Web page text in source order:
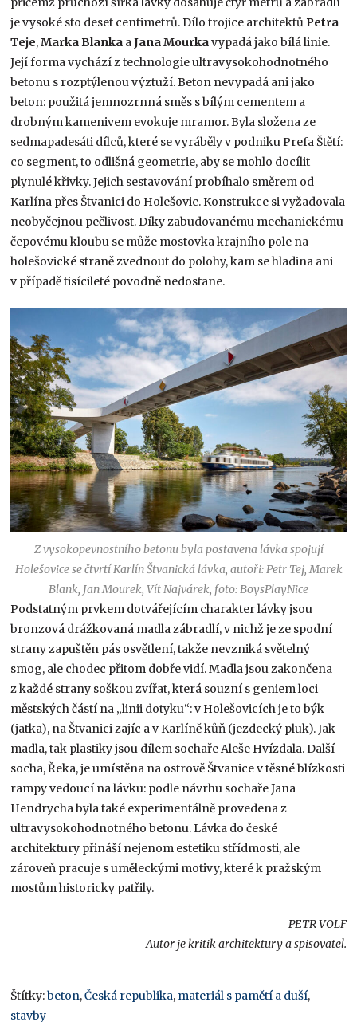
je vysoké sto deset centimetrů. Dílo trojice architektů Petra
Teje,Marka Blanka aJana Mourkavypadá jako bílá linie.
Její forma vychází z technologie ultravysokohodnotného
betonu s rozptýlenou výztuží. Beton nevypadá ani jako
beton: použitá jemnozrnná směs s bílým cementem a
drobným kamenivem evokuje mramor. Byla složena ze
sedmapadesáti dílců, které se vyráběly v podniku Prefa Štětí:
co segment, to odlišná geometrie, aby se mohlo docílit
plynulé křivky. Jejich sestavování probíhalo směrem od
Karlína přes Štvanici do Holešovic. Konstrukce si vyžadovala
neobyčejnou pečlivost. Díky zabudovanému mechanickému
čepovému kloubu se může mostovka krajního pole na
holešovické straně zvednout do polohy, kam se hladina ani
v případě tisícileté povodně nedostane.
Z vysokopevnostního betonu byla postavena lávka spojují
Holešovice se čtvrtí Karlín Štvanická lávka, autoři: Petr Tej, Marek
Blank, Jan Mourek, Vít Najvárek, foto: BoysPlayNice
Podstatným prvkem dotvářejícím charakter lávky jsou
bronzová drážkovaná madla zábradlí, v nichž je ze spodní
strany zapuštěn pás osvětlení, takže nevzniká světelný
smog, ale chodec přitom dobře vidí. Madla jsou zakončena
z každé strany soškou zvířat, která souzní s geniem loci
městských částí na „linii dotyku“: v Holešovicích je to býk
(jatka), na Štvanici zajíc a v Karlíně kůň (jezdecký pluk). Jak
madla, tak plastiky jsou dílem sochaře Aleše Hvízdala. Další
socha, Řeka, je umístěna na ostrově Štvanice v těsné blízkosti
rampy vedoucí na lávku: podle návrhu sochaře Jana
Hendrycha byla také experimentálně provedena z
ultravysokohodnotného betonu. Lávka do české
architektury přináší nejenom estetiku střídmosti, ale
zároveň pracuje s uměleckými motivy, které k pražským
mostům historicky patřily.
PETR VOLF
Autor je kritik architektury a spisovatel.
Štítky:beton,Česká republika, materiál s pamětí a duší,
stavby